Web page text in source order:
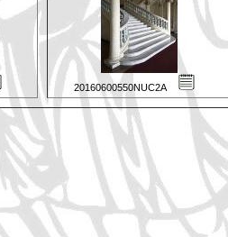
20160600550NUC2A